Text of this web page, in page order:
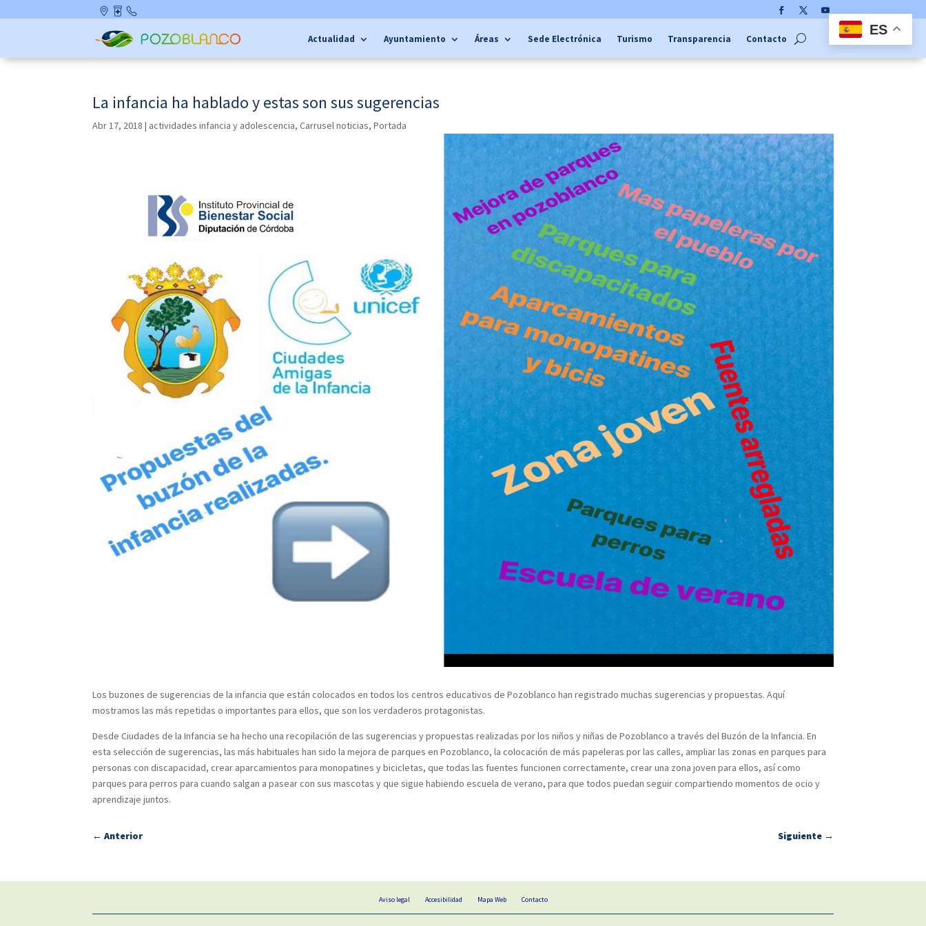
to
Ubicació
n
Farmaci
as de
Contact
o
YouTube
Actualidad
Ayuntamiento Áreas Sede Electrónica Turismo Transparencia Contacto
La infancia ha hablado y estas son sus sugerencias
Abr 17, 2018 | actividades infancia y adolescencia,Carrusel noticias,Portada
Los buzones de sugerencias de la infancia que están colocados en todos los centros educativos de Pozoblanco han registrado muchas sugerencias y propuestas. Aquí
mostramos las más repetidas o importantes para ellos, que son los verdaderos protagonistas.
Desde Ciudades de la Infancia se ha hecho una recopilación de las sugerencias y propuestas realizadas por los niños y niñas de Pozoblanco a través del Buzón de la Infancia. En
esta selección de sugerencias, las más habituales han sido la mejora de parques en Pozoblanco, la colocación de más papeleras por las calles, ampliar las zonas en parques para
personas con discapacidad, crear aparcamientos para monopatines y bicicletas, que todas las fuentes funcionen correctamente, crear una zona joven para ellos, así como
parques para perros para cuando salgan a pasear con sus mascotas y que sigue habiendo escuela de verano, para que todos puedan seguir compartiendo momentos de ocio y
aprendizaje juntos.
←Anterior Siguiente→
Aviso legal Accesibilidad Mapa Web Contacto
ES